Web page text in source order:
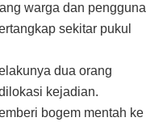
warga dan pengguna
sekitar pukul
dua orang
kejadian.
bogem mentah ke